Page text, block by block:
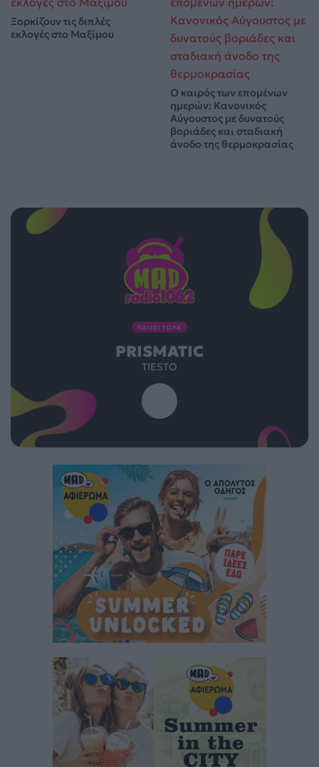
Ξορκίζουν τις διπλές
εκλογές στο Μαξίμου
Ο καιρός των επομένων
ημερών: Κανονικός
Αύγουστος με δυνατούς
βοριάδες και σταδιακή
άνοδο της θερμοκρασίας
ΠΑΙΖΕΙ ΤΩΡΑ
PRISMATIC
TIESTO